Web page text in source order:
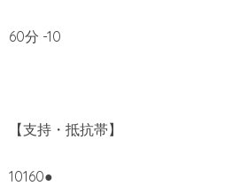
60分 -10
【支持・抵抗帯】
10160●